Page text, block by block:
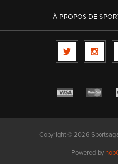
À PROPOS DE
Copyright © 2026
Powered by